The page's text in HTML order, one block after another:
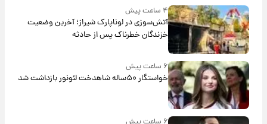
۴ ساعت پیش
آتش‌سوزی در لوناپارک شیراز؛ آخرین وضعیت
خزندگان خطرناک پس از حادثه
۶ ساعت پیش
خواستگار ۵۰ساله شاهدخت لئونور بازداشت شد